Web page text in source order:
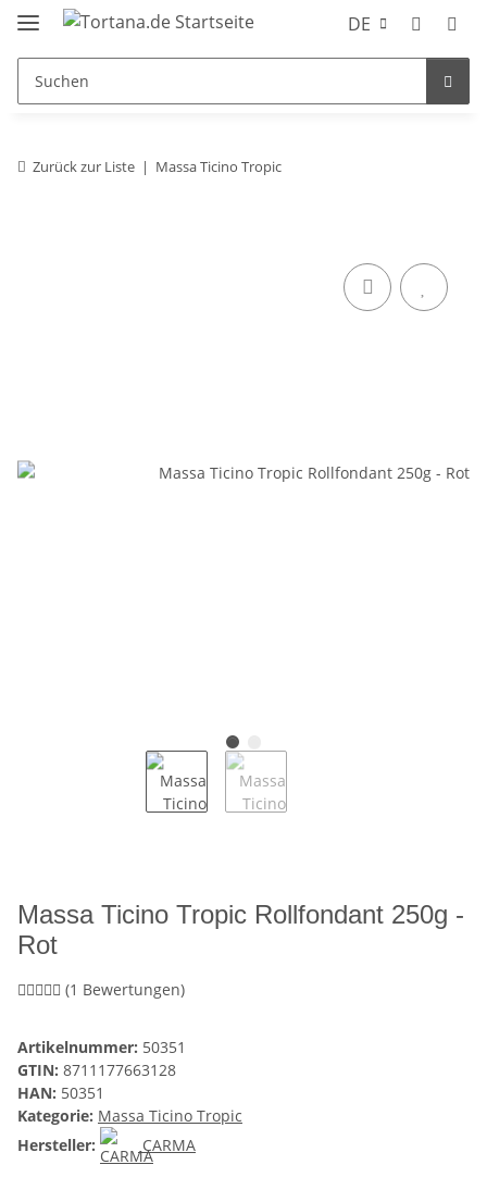
DE
Zurück zur Liste Massa Ticino Tropic
Massa Ticino Tropic Rollfondant 250g -
Rot
(1 Bewertungen)
Artikelnummer: 50351
GTIN: 8711177663128
HAN: 50351
Kategorie: Massa Ticino Tropic
Hersteller:
CARMA